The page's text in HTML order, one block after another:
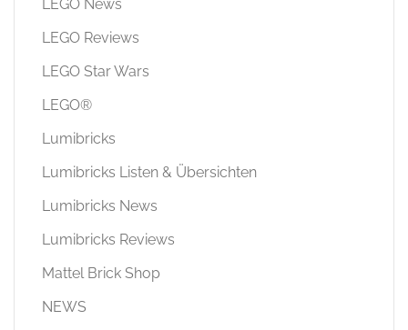
LEGO News
LEGO Reviews
LEGO Star Wars
LEGO®
Lumibricks
Lumibricks Listen & Übersichten
Lumibricks News
Lumibricks Reviews
Mattel Brick Shop
NEWS